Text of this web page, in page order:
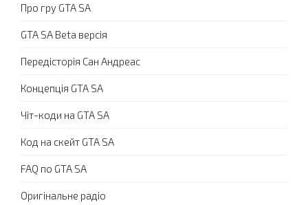
Про гру GTA SA
GTA SA Beta версія
Передісторія Сан Андреас
Концепція GTA SA
Чіт-коди на GTA SA
Код на скейт GTA SA
FAQ по GTA SA
Оригінальне радіо